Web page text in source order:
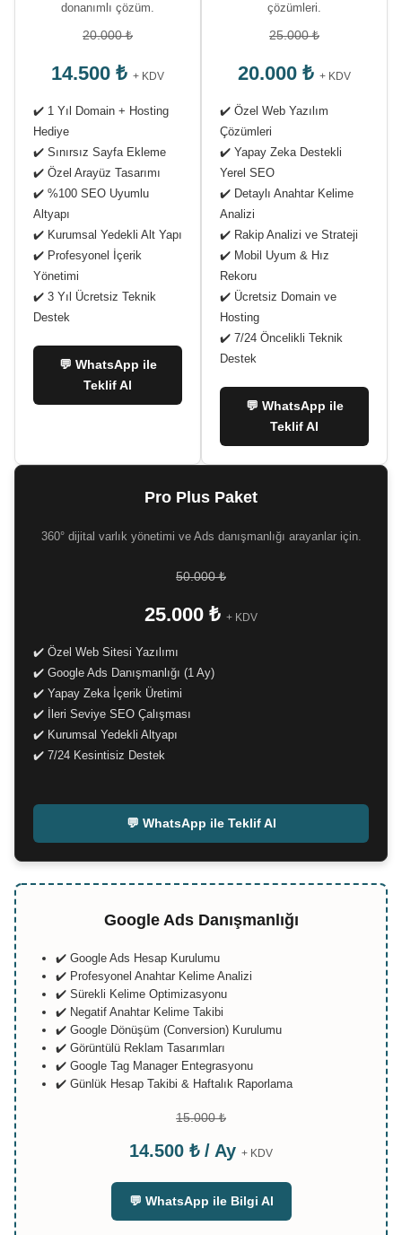
donanımlı çözüm.
20.000 ₺
14.500 ₺ + KDV
✔️ 1 Yıl Domain + Hosting
Hediye
✔️ Sınırsız Sayfa Ekleme
✔️ Özel Arayüz Tasarımı
✔️ %100 SEO Uyumlu
Altyapı
✔️ Kurumsal Yedekli Alt Yapı
✔️ Profesyonel İçerik
Yönetimi
✔️ 3 Yıl Ücretsiz Teknik
Destek
💬 WhatsApp ile
Teklif Al
çözümleri.
25.000 ₺
20.000 ₺ + KDV
✔️ Özel Web Yazılım
Çözümleri
✔️ Yapay Zeka Destekli
Yerel SEO
✔️ Detaylı Anahtar Kelime
Analizi
✔️ Rakip Analizi ve Strateji
✔️ Mobil Uyum & Hız
Rekoru
✔️ Ücretsiz Domain ve
Hosting
✔️ 7/24 Öncelikli Teknik
Destek
💬 WhatsApp ile
Teklif Al
Pro Plus Paket
360° dijital varlık yönetimi ve Ads danışmanlığı arayanlar için.
50.000 ₺
25.000 ₺ + KDV
✔️ Özel Web Sitesi Yazılımı
✔️ Google Ads Danışmanlığı (1 Ay)
✔️ Yapay Zeka İçerik Üretimi
✔️ İleri Seviye SEO Çalışması
✔️ Kurumsal Yedekli Altyapı
✔️ 7/24 Kesintisiz Destek
💬 WhatsApp ile Teklif Al
Google Ads Danışmanlığı
✔️ Google Ads Hesap Kurulumu
✔️ Profesyonel Anahtar Kelime Analizi
✔️ Sürekli Kelime Optimizasyonu
✔️ Negatif Anahtar Kelime Takibi
✔️ Google Dönüşüm (Conversion) Kurulumu
✔️ Görüntülü Reklam Tasarımları
✔️ Google Tag Manager Entegrasyonu
✔️ Günlük Hesap Takibi & Haftalık Raporlama
15.000 ₺
14.500 ₺ / Ay + KDV
💬 WhatsApp ile Bilgi Al